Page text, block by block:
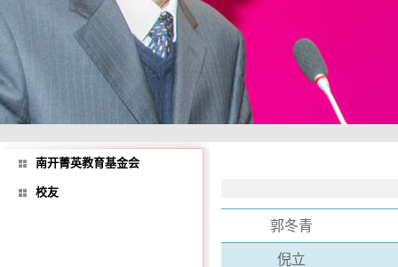
南开菁英教育基金会
校友
郭冬青
倪立